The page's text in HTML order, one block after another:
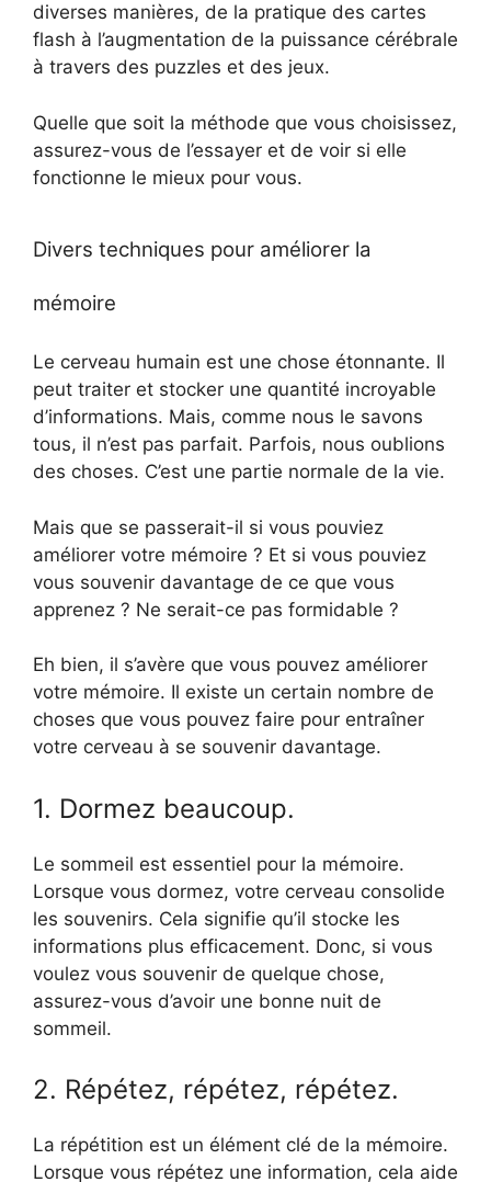
diverses manières, de la pratique des cartes
flash à l’augmentation de la puissance cérébrale
à travers des puzzles et des jeux.
Quelle que soit la méthode que vous choisissez,
assurez-vous de l’essayer et de voir si elle
fonctionne le mieux pour vous.
Divers techniques pour améliorer la
mémoire
Le cerveau humain est une chose étonnante. Il
peut traiter et stocker une quantité incroyable
d’informations. Mais, comme nous le savons
tous, il n’est pas parfait. Parfois, nous oublions
des choses. C’est une partie normale de la vie.
Mais que se passerait-il si vous pouviez
améliorer votre mémoire ? Et si vous pouviez
vous souvenir davantage de ce que vous
apprenez ? Ne serait-ce pas formidable ?
Eh bien, il s’avère que vous pouvez améliorer
votre mémoire. Il existe un certain nombre de
choses que vous pouvez faire pour entraîner
votre cerveau à se souvenir davantage.
1. Dormez beaucoup.
Le sommeil est essentiel pour la mémoire.
Lorsque vous dormez, votre cerveau consolide
les souvenirs. Cela signifie qu’il stocke les
informations plus efficacement. Donc, si vous
voulez vous souvenir de quelque chose,
assurez-vous d’avoir une bonne nuit de
sommeil.
2. Répétez, répétez, répétez.
La répétition est un élément clé de la mémoire.
Lorsque vous répétez une information, cela aide